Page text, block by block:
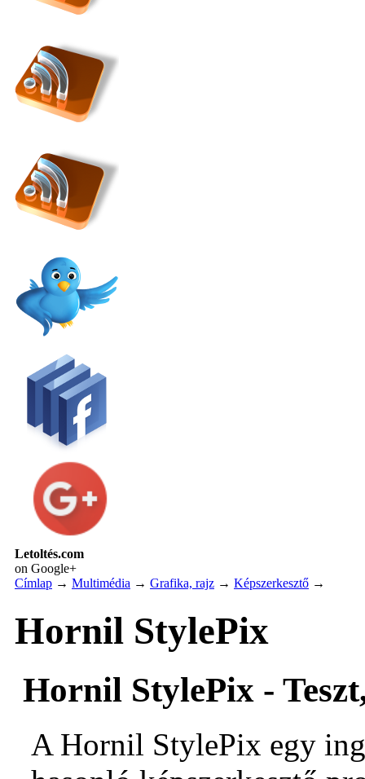
Letoltés.com
on Google+
Címlap → Multimédia → Grafika, rajz → Képszerkesztő →
Hornil StylePix
Hornil StylePix -
A Hornil StylePix egy